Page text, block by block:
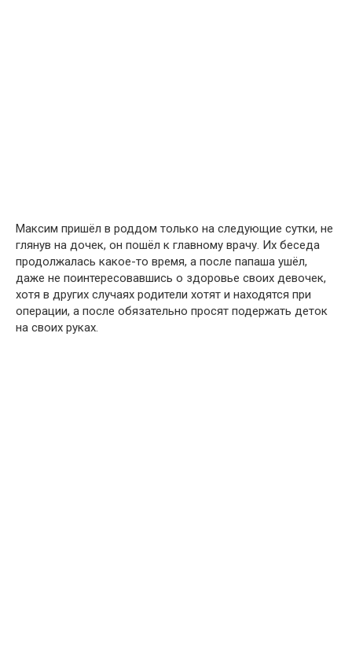
Максим пришёл в роддом только на следующие сутки, не
глянув на дочек, он пошёл к главному врачу. Их беседа
продолжалась какое-то время, а после папаша ушёл,
даже не поинтересовавшись о здоровье своих девочек,
хотя в других случаях родители хотят и находятся при
операции, а после обязательно просят подержать деток
на своих руках.